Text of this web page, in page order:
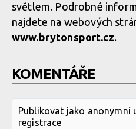
světlem. Podrobné
najdete na webových
www.brytonsport.cz.
KOMENTÁŘE
Publikovat jako anonymní
registrace